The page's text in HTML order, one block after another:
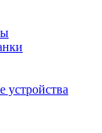
устройства